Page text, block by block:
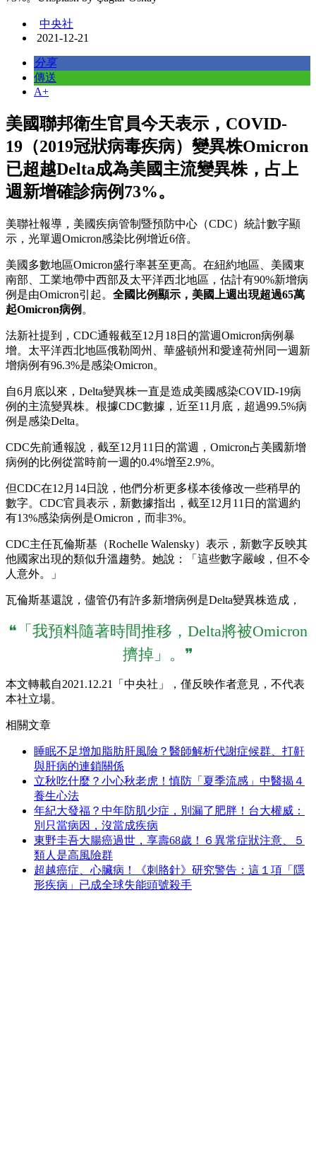
中央社
2021-12-21
分享
傳送
A+
美國聯邦衛生官員今天表示，COVID-
19（2019冠狀病毒疾病）變異株Omicron
已超越Delta成為美國主流變異株，占上
週新增確診病例73%。
美聯社報導，美國疾病管制暨預防中心（CDC）統計數字顯
示，光單週Omicron感染比例增近6倍。
美國多數地區Omicron盛行率甚至更高。在紐約地區、美國東
南部、工業地帶中西部及太平洋西北地區，估計有90%新增病
例是由Omicron引起。 全國比例顯示，美國上週出現超過65萬
起Omicron病例 。
法新社提到，CDC通報截至12月18日的當週Omicron病例暴
增。太平洋西北地區俄勒岡州、華盛頓州和愛達荷州同一週新
增病例有96.3%是感染Omicron。
自6月底以來，Delta變異株一直是造成美國感染COVID-19病
例的主流變異株。根據CDC數據，近至11月底，超過99.5%病
例是感染Delta。
CDC先前通報說，截至12月11日的當週，Omicron占美國新增
病例的比例從當時前一週的0.4%增至2.9%。
但CDC在12月14日說，他們分析更多樣本後修改一些稍早的
數字。CDC官員表示，新數據指出，截至12月11日的當週約
有13%感染病例是Omicron，而非3%。
CDC主任瓦倫斯基（Rochelle Walensky）表示，新數字反映其
他國家出現的類似升溫趨勢。她說：「這些數字嚴峻，但不令
人意外。」
瓦倫斯基還說，儘管仍有許多新增病例是Delta變異株造成，
❝「我預料隨著時間推移，Delta將被Omicron
擠掉」。❞
本文轉載自2021.12.21「中央社」，僅反映作者意見，不代表
本社立場。
相關文章
睡眠不足增加脂肪肝風險？醫師解析代謝症候群、打鼾
與肝病的連鎖關係
立秋吃什麼？小心秋老虎！慎防「夏季流感」中醫揭４
養生心法
年紀大發福？中年防肌少症，別漏了肥胖！台大權威：
別只當病因，沒當成疾病
東野圭吾大腸癌過世，享壽68歲！６異常症狀注意、５
類人是高風險群
超越癌症、心臟病！《刺胳針》研究警告：這１項「隱
形疾病」已成全球失能頭號殺手